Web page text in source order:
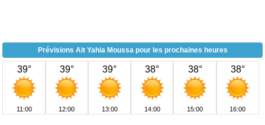
Prévisions Ait Yahia Moussa pour les prochaines heures
39°
11:00
39°
12:00
39°
13:00
38°
14:00
38°
15:00
38°
16:00